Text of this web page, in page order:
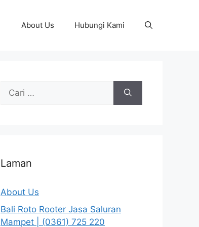
About Us Hubungi Kami
Cari
Laman
About Us
Bali Roto Rooter Jasa Saluran
Mampet | (0361) 725 220